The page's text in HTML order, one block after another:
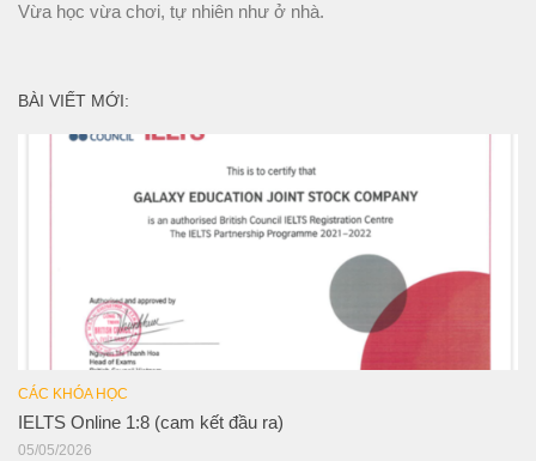
Vừa học vừa chơi, tự nhiên như ở nhà.
BÀI VIẾT MỚI:
CÁC KHÓA HỌC
IELTS Online 1:8 (cam kết đầu ra)
05/05/2026